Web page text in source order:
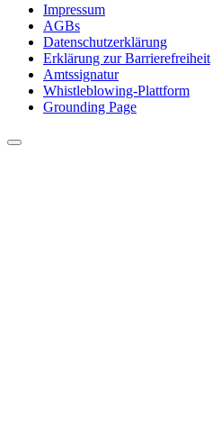
Impressum
AGBs
Datenschutzerklärung
Erklärung zur Barrierefreiheit
Amtssignatur
Whistleblowing-Plattform
Grounding Page